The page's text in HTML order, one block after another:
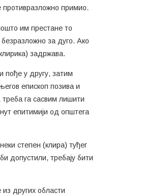
противразложно примио.
им престане то
за дуго. Ако
задржава.
пође у другу, затим
епископ позива и
треба га сасвим лишити
епитимији од општега
степен (клира) туђег
допустили, требају бити
других области